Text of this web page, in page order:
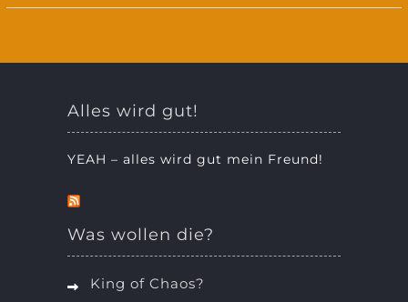
Alles wird gut!
YEAH – alles wird gut mein Freund!
Was wollen die?
King of Chaos?